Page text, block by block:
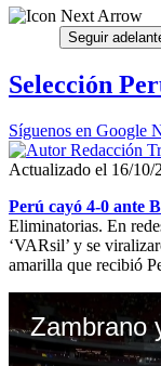
Seguir
Selección
Síguenos en Google
Actualizado el 16/10/
Perú cayó 4-0 ante
Eliminatorias. En
‘VARsil’ y se
amarilla que recibió